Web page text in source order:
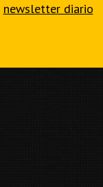
newsletter diario